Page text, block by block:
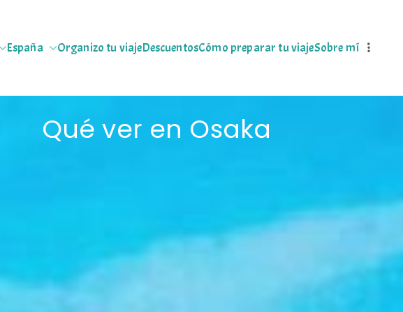
pa que te copies
España Organizo tu viajeDescuentosCómo preparar tu viajeSobre mí
Qué ver en Osaka